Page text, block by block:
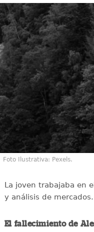
Foto Ilustrativa: Pexels.
La joven trabajaba en
y análisis de mercados.
El fallecimiento de